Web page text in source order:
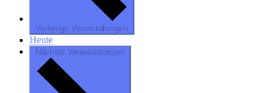
Vorherige Veranstaltungen
Heute
Nächste Veranstaltungen